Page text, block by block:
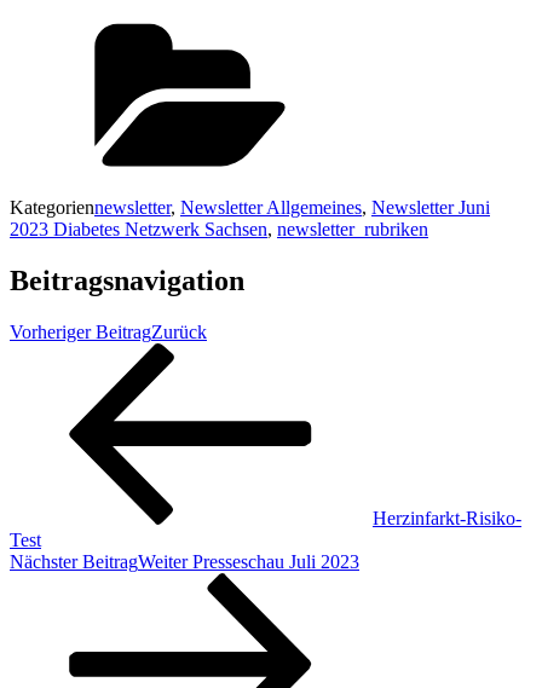
Kategoriennewsletter, Newsletter Allgemeines, Newsletter Juni
2023 Diabetes Netzwerk Sachsen, newsletter_rubriken
Beitragsnavigation
Vorheriger BeitragZurück
Herzinfarkt-Risiko-
Test
Nächster BeitragWeiter Presseschau Juli 2023